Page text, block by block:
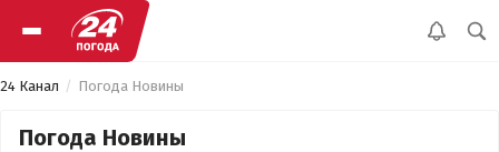
24 Канал Погода Новины
Погода Новины